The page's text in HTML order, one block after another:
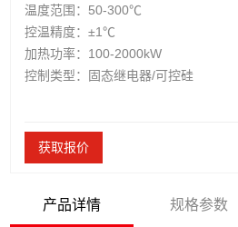
温度范围：50-300℃
控温精度：±1℃
加热功率：100-2000kW
控制类型：固态继电器/可控硅
获取报价
产品详情 规格参数